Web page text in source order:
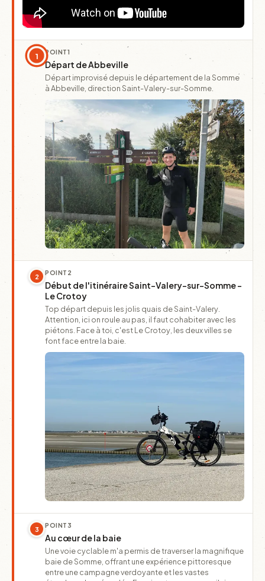
1 POINT1
Départ de Abbeville
Départ improvisé depuis le département de la Somme
à Abbeville, direction Saint-Valery-sur-Somme.
2 POINT 2
Début de l'itinéraire Saint-Valery-sur-Somme -
Le Crotoy
Top départ depuis les jolis quais de Saint-Valery.
Attention, ici on roule au pas, il faut cohabiter avec les
piétons. Face à toi, c'est Le Crotoy, les deux villes se
font face entre la baie.
3 POINT3
Au cœur de la baie
Une voie cyclable m'a permis de traverser la magnifique
baie de Somme, offrant une expérience pittoresque
entre une campagne verdoyante et les vastes